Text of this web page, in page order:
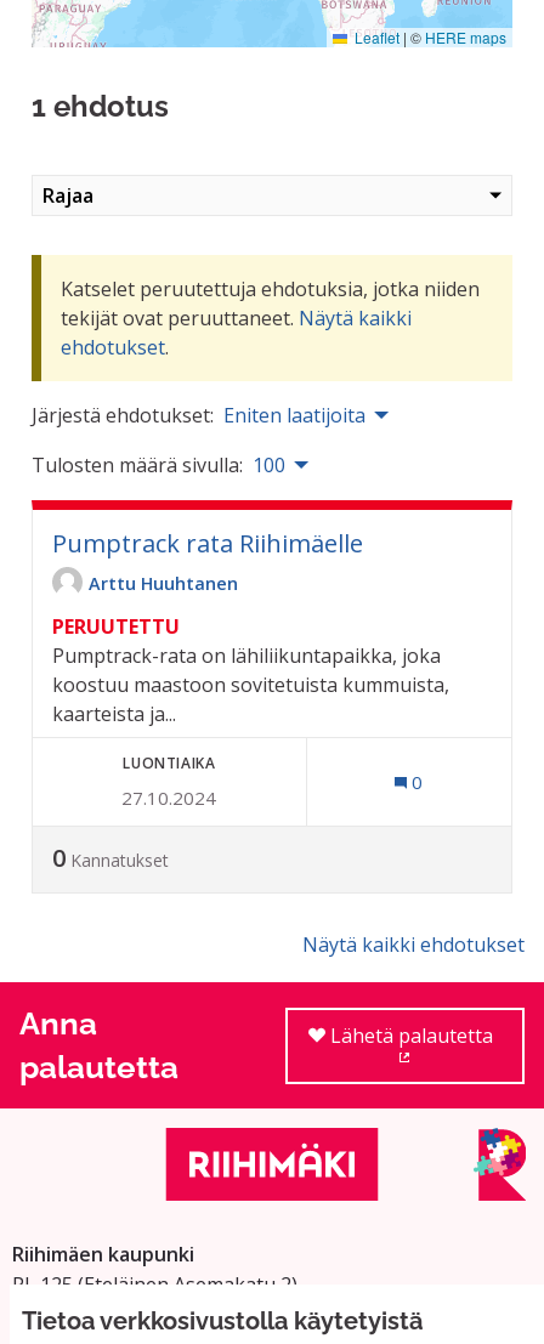
Tietoa verkkosivustolla käytetyistä
Leaflet | © HERE maps
1 ehdotus
Rajaa
Katselet peruutettuja ehdotuksia, jotka niiden
tekijät ovat peruuttaneet. Näytä kaikki
ehdotukset.
Järjestä ehdotukset: Eniten laatijoita
Tulosten määrä sivulla: 100
Pumptrack rata Riihimäelle
Arttu Huuhtanen
PERUUTETTU
Pumptrack-rata on lähiliikuntapaikka, joka
koostuu maastoon sovitetuista kummuista,
kaarteista ja...
LUONTIAIKA
27.10.2024
0
0 Kannatukset
Näytä kaikki ehdotukset
Anna
palautetta
Lähetä palautetta
Riihimäen kaupunki
PL 125 (Eteläinen Asemakatu 2)
11101 Riihimäki